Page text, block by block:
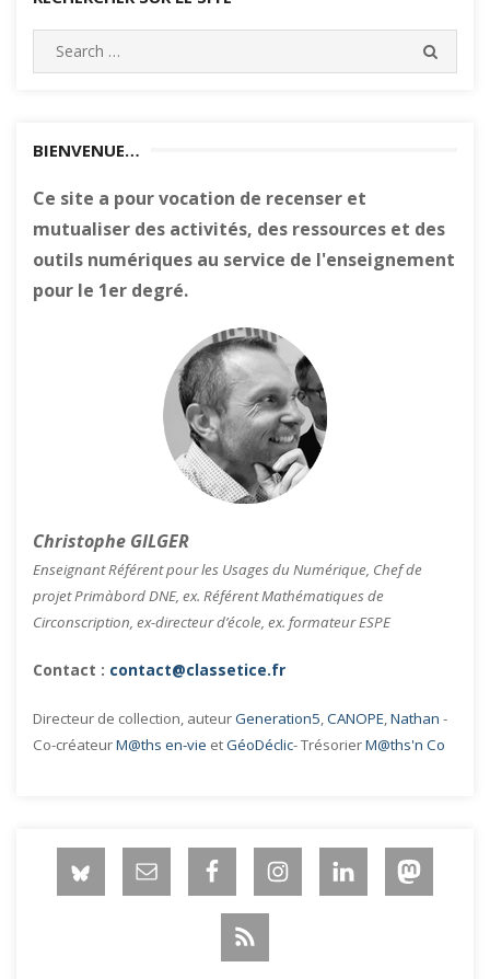
Search
for:
BIENVENUE…
Ce site a pour vocation de recenser et
mutualiser des activités, des ressources et des
outils numériques au service de l'enseignement
pour le 1er degré.
Christophe GILGER
Enseignant Référent pour les Usages du Numérique, Chef de
projet Primàbord DNE, ex. Référent Mathématiques de
Circonscription, ex-directeur d’école, ex. formateur ESPE
Contact : contact@classetice.fr
Directeur de collection, auteurGeneration5,CANOPE,Nathan -
Co-créateurM@ths en-vie etGéoDéclic- TrésorierM@ths'n Co